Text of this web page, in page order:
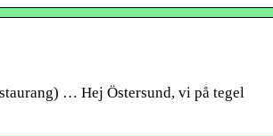
… Hej Östersund, vi på tegel